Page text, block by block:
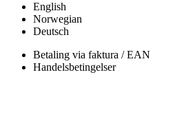
English
Norwegian
Deutsch
Betaling via faktura / EAN
Handelsbetingelser